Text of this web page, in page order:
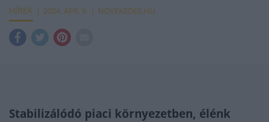
HÍREK 2024. ÁPR. 9. NÖVEKEDÉS.HU
Stabilizálódó piaci környezetben, élénk